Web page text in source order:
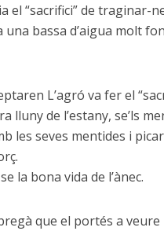
el “sacrifici” de traginar-
una bassa d’aigua molt
L’agró va fer el
de l’estany, se’ls
les seves mentides i
la bona vida de l’ànec.
que el portés a veure